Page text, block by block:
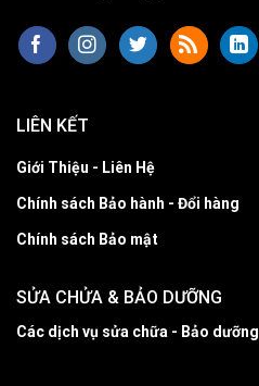
LIÊN KẾT
Giới Thiệu - Liên Hệ
Chính sách Bảo hành - Đổi hàng
Chính sách Bảo mật
SỬA CHỬA & BẢO DƯỠNG
Các dịch vụ sửa chữa - Bảo dưỡng